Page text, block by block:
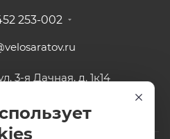
253-002
3-я Дачная, д. 1к14